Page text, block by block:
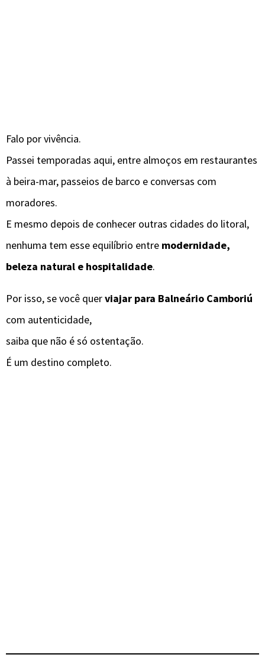
Falo por vivência.
Passei temporadas aqui, entre almoços em restaurantes
à beira-mar, passeios de barco e conversas com
moradores.
E mesmo depois de conhecer outras cidades do litoral,
nenhuma tem esse equilíbrio entre modernidade,
beleza natural e hospitalidade.
Por isso, se você querviajar para Balneário Camboriú
com autenticidade,
saiba que não é só ostentação.
É um destino completo.